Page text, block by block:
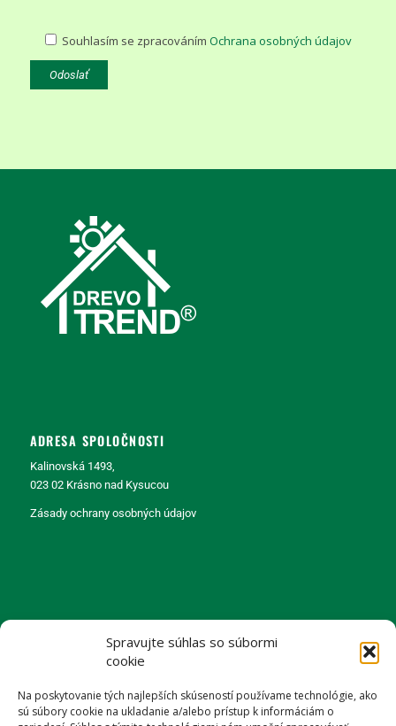
Spravujte súhlas so súbormi
cookie
Na poskytovanie tých najlepších skúseností používame technológie, ako
sú súbory cookie na ukladanie a/alebo prístup k informáciám o
Souhlasím se zpracováním Ochrana osobných údajov
ADRESA SPOLOČNOSTI
Kalinovská 1493,
023 02 Krásno nad Kysucou
Zásady ochrany osobných údajov
+421(0) 905 247 463
info@drevenydom.sk